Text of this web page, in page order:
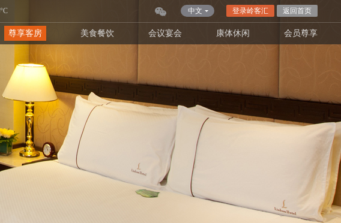
登录岭客汇 返回首页
中文
尊享客房 美食餐饮 会议宴会 康体休闲 会员尊享